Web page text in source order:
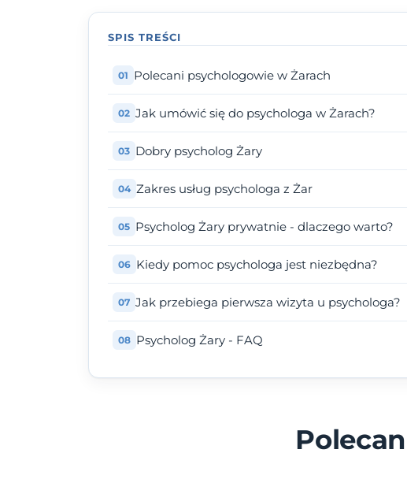
SPIS TREŚCI
Polecani psychologowie w Żarach
Jak umówić się do psychologa w Żarach?
Dobry psycholog Żary
Zakres usług psychologa z Żar
Psycholog Żary prywatnie - dlaczego warto?
Kiedy pomoc psychologa jest niezbędna?
Jak przebiega pierwsza wizyta u psychologa?
Psycholog Żary - FAQ